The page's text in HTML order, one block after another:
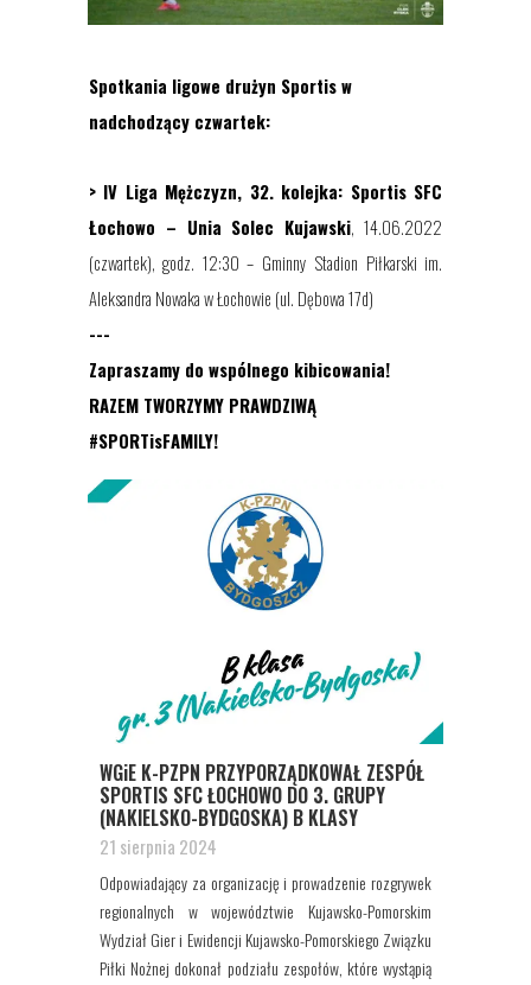
WGiE K-PZPN PRZYPORZĄDKOWAŁ ZESPÓŁ
SPORTIS SFC ŁOCHOWO DO 3. GRUPY
(NAKIELSKO-BYDGOSKA) B KLASY
21 sierpnia 2024
Odpowiadający za organizację i prowadzenie rozgrywek
regionalnych w województwie Kujawsko-Pomorskim
Wydział Gier i Ewidencji Kujawsko-Pomorskiego Związku
Piłki Nożnej dokonał podziału zespołów, które wystąpią
Spotkania ligowe drużyn Sportis w
nadchodzący czwartek:
> IV Liga Mężczyzn, 32. kolejka: Sportis SFC
Łochowo – Unia Solec Kujawski, 14.06.2022
(czwartek), godz. 12:30 – Gminny Stadion Piłkarski im.
Aleksandra Nowaka w Łochowie (ul. Dębowa 17d)
---
Zapraszamy do wspólnego kibicowania!
RAZEM TWORZYMY PRAWDZIWĄ
#SPORTisFAMILY!